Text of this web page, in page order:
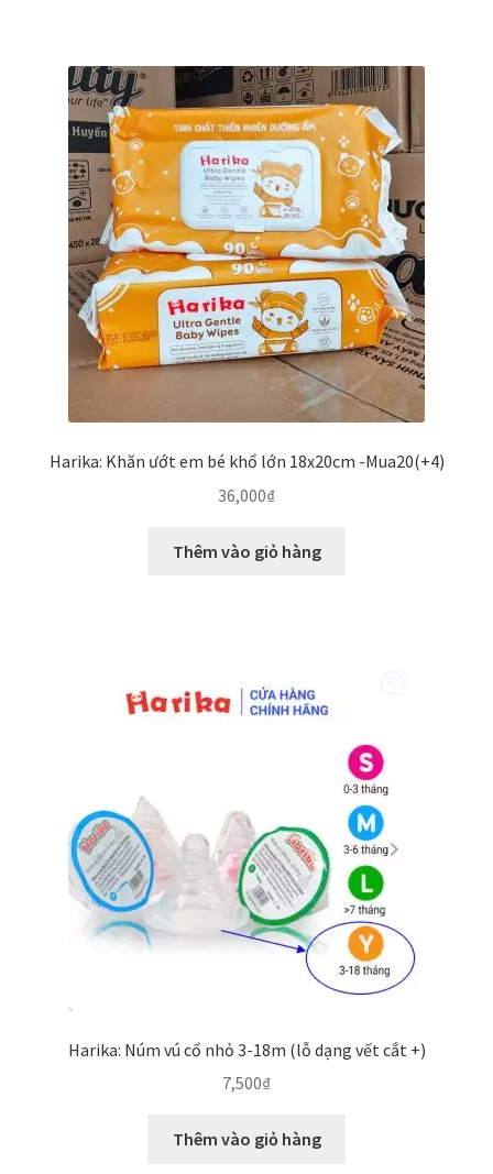
Harika: Khăn ướt em bé khổ lớn 18x20cm -Mua20(+4)
36,000₫
Thêm vào giỏ hàng
Harika: Núm vú cổ nhỏ 3-18m (lỗ dạng vết cắt +)
7,500₫
Thêm vào giỏ hàng